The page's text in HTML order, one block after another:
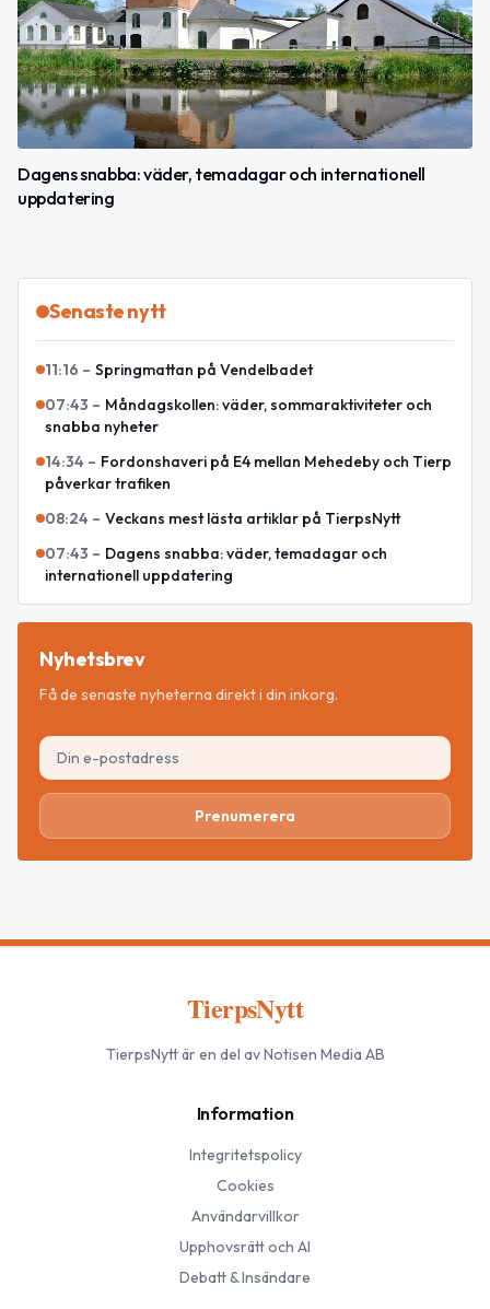
Dagens snabba: väder, temadagar och internationell
uppdatering
Senaste nytt
11:16 – Springmattan på Vendelbadet
07:43 – Måndagskollen: väder, sommaraktiviteter och
snabba nyheter
14:34 – Fordonshaveri på E4 mellan Mehedeby och Tierp
påverkar trafiken
08:24 – Veckans mest lästa artiklar på TierpsNytt
07:43 – Dagens snabba: väder, temadagar och
internationell uppdatering
Nyhetsbrev
Få de senaste nyheterna direkt i din inkorg.
Prenumerera
TierpsNytt
TierpsNyttär en del av Notisen Media AB
Information
Integritetspolicy
Cookies
Användarvillkor
Upphovsrätt och AI
Debatt & Insändare